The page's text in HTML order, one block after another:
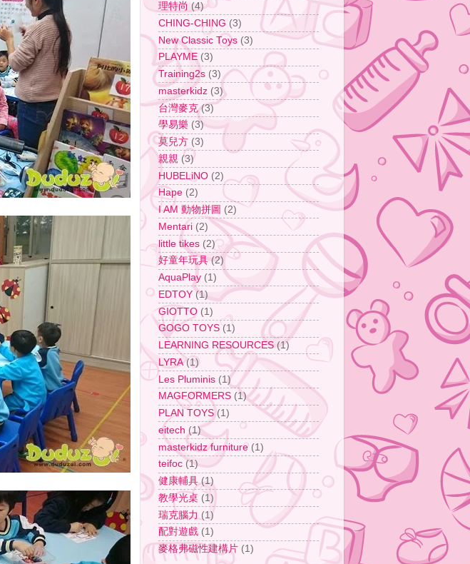
理特尚 (4)
CHING-CHING (3)
New Classic Toys (3)
PLAYME (3)
Training2s (3)
masterkidz (3)
台灣麥克 (3)
學易樂 (3)
莫兒方 (3)
親親 (3)
HUBELiNO (2)
Hape (2)
I AM 動物拼圖 (2)
Mentari (2)
little tikes (2)
好童年玩具 (2)
AquaPlay (1)
EDTOY (1)
GIOTTO (1)
GOGO TOYS (1)
LEARNING RESOURCES (1)
LYRA (1)
Les Pluminis (1)
MAGFORMERS (1)
PLAN TOYS (1)
eitech (1)
masterkidz furniture (1)
teifoc (1)
健康輔具 (1)
教學光桌 (1)
瑞克腦力 (1)
配對遊戲 (1)
麥格弗磁性建構片 (1)